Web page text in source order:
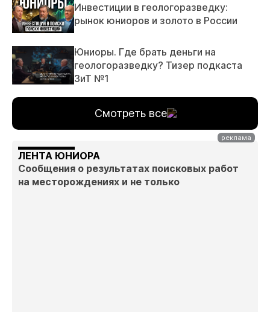
Инвестиции в геологоразведку:
рынок юниоров и золото в России
Юниоры. Где брать деньги на
геологоразведку? Тизер подкаста
ЗиТ №1
Смотреть все
ЛЕНТА ЮНИОРА
Сообщения о результатах поисковых работ
на месторождениях и не только